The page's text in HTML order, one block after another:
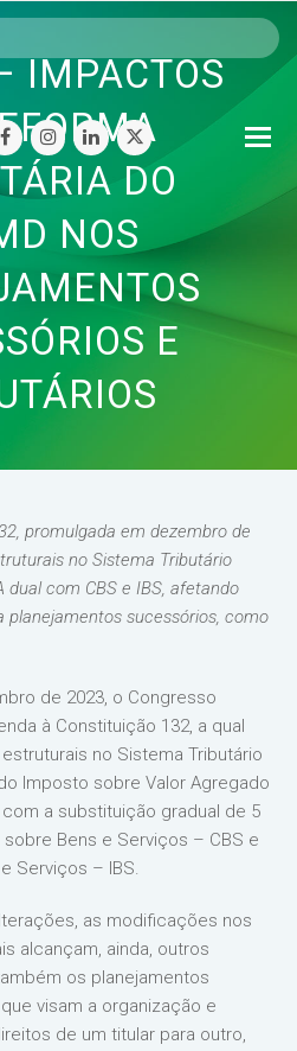
facebookinstagram
linkedintwitter
IMPACTOS
DO
NOS
E
promulgada em dezembro de
no Sistema Tributário
dual com CBS e IBS, afetando
sucessórios, como
de 2023, o Congresso
à Constituição 132, a qual
no Sistema Tributário
Imposto sobre Valor Agregado
a substituição gradual de 5
Bens e Serviços – CBS e
Serviços – IBS.
as modificações nos
alcançam, ainda, outros
os planejamentos
visam a organização e
de um titular para outro,